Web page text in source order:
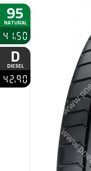
95
NATURAL
41,50
D
DIESEL
42,90